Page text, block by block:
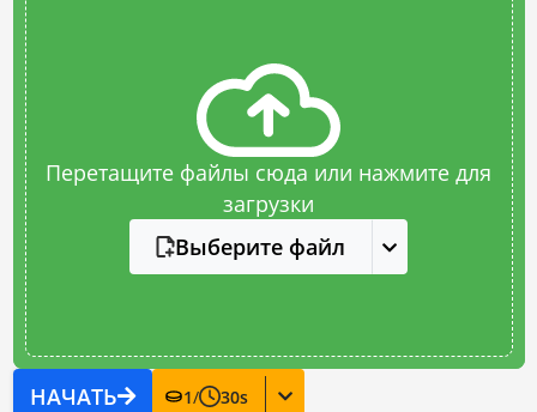
Перетащите файлы сюда или нажмите для
загрузки
Выберите файл
НАЧАТЬ 1/ 30s